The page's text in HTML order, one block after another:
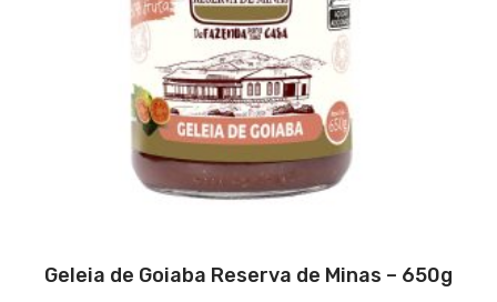
Geleia de Goiaba Reserva de Minas – 650g